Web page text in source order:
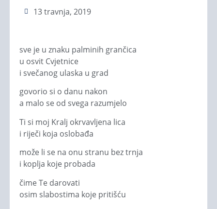
13 travnja, 2019
sve je u znaku palminih grančica
u osvit Cvjetnice
i svečanog ulaska u grad
govorio si o danu nakon
a malo se od svega razumjelo
Ti si moj Kralj okrvavljena lica
i riječi koja oslobađa
može li se na onu stranu bez trnja
i koplja koje probada
čime Te darovati
osim slabostima koje pritišću